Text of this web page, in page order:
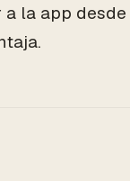
a la app